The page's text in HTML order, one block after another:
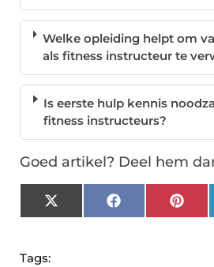
Welke opleiding helpt om
als fitness instructeur te
Is eerste hulp kennis
fitness instructeurs?
Goed artikel? Deel hem
X
(Twitter)
Facebook
Tags: